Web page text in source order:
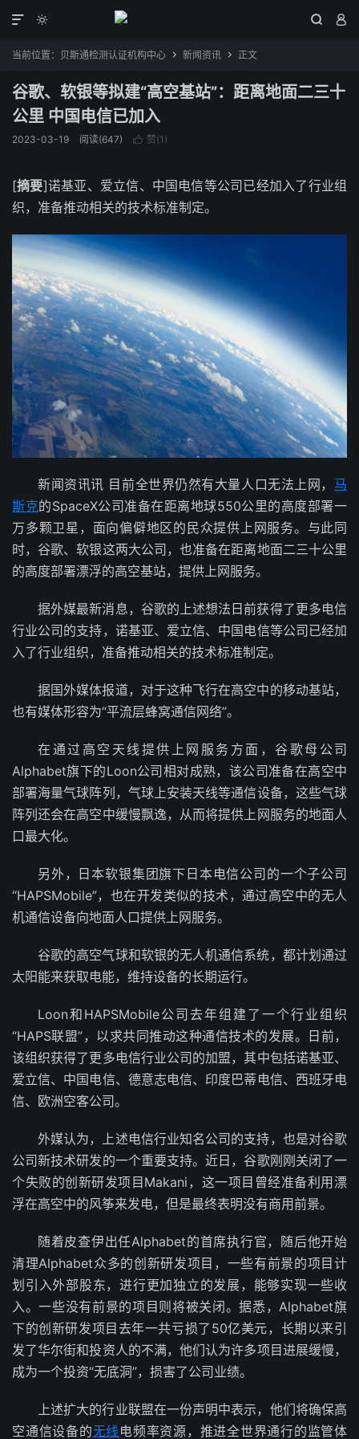
  

当前位置： 贝斯通检测认证机构中心  新闻资讯  正文
谷歌、软银等拟建“高空基站”：距离地面二三十
公里 中国电信已加入
2023-03-19 阅读(647)  赞(1 )
[摘要]诺基亚、爱立信、中国电信等公司已经加入了行业组
织，准备推动相关的技术标准制定。
新闻资讯讯 目前全世界仍然有大量人口无法上网， 马
斯克的SpaceX公司准备在距离地球550公里的高度部署一
万多颗卫星，面向偏僻地区的民众提供上网服务。与此同
时，谷歌、软银这两大公司，也准备在距离地面二三十公里
的高度部署漂浮的高空基站，提供上网服务。
据外媒最新消息，谷歌的上述想法日前获得了更多电信
行业公司的支持，诺基亚、爱立信、中国电信等公司已经加
入了行业组织，准备推动相关的技术标准制定。
据国外媒体报道，对于这种飞行在高空中的移动基站，
也有媒体形容为“平流层蜂窝通信网络”。
在通过高空天线提供上网服务方面，谷歌母公司
Alphabet旗下的Loon公司相对成熟，该公司准备在高空中
部署海量气球阵列，气球上安装天线等通信设备，这些气球
阵列还会在高空中缓慢飘逸，从而将提供上网服务的地面人
口最大化。
另外，日本软银集团旗下日本电信公司的一个子公司
“HAPSMobile”，也在开发类似的技术，通过高空中的无人
机通信设备向地面人口提供上网服务。
谷歌的高空气球和软银的无人机通信系统，都计划通过
太阳能来获取电能，维持设备的长期运行。
Loon和HAPSMobile公司去年组建了一个行业组织
“HAPS联盟”，以求共同推动这种通信技术的发展。日前，
该组织获得了更多电信行业公司的加盟，其中包括诺基亚、
爱立信、中国电信、德意志电信、印度巴蒂电信、西班牙电
信、欧洲空客公司。
外媒认为，上述电信行业知名公司的支持，也是对谷歌
公司新技术研发的一个重要支持。近日，谷歌刚刚关闭了一
个失败的创新研发项目Makani，这一项目曾经准备利用漂
浮在高空中的风筝来发电，但是最终表明没有商用前景。
随着皮查伊出任Alphabet的首席执行官，随后他开始
清理Alphabet众多的创新研发项目，一些有前景的项目计
划引入外部股东，进行更加独立的发展，能够实现一些收
入。一些没有前景的项目则将被关闭。据悉，Alphabet旗
下的创新研发项目去年一共亏损了50亿美元，长期以来引
发了华尔街和投资人的不满，他们认为许多项目进展缓慢，
成为一个投资“无底洞”，损害了公司业绩。
上述扩大的行业联盟在一份声明中表示，他们将确保高
空通信设备的无线 电频率资源，推进全世界通行的监管体